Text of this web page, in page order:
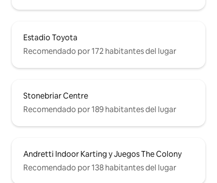
Estadio Toyota
Recomendado por 172 habitantes del lugar
Stonebriar Centre
Recomendado por 189 habitantes del lugar
Andretti Indoor Karting y Juegos The Colony
Recomendado por 138 habitantes del lugar